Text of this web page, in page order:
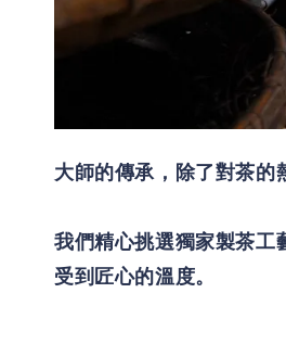
大師的傳承，除了對茶的
我們精心挑選獨家製茶工
受到匠心的溫度。